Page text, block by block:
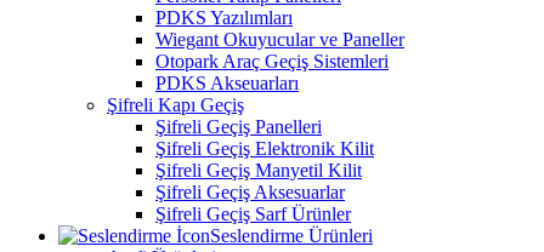
PDKS Yazılımları
Wiegant Okuyucular ve Paneller
Otopark Araç Geçiş Sistemleri
PDKS Akseuarları
Şifreli Kapı Geçiş
Şifreli Geçiş Panelleri
Şifreli Geçiş Elektronik Kilit
Şifreli Geçiş Manyetil Kilit
Şifreli Geçiş Aksesuarlar
Şifreli Geçiş Sarf Ürünler
Seslendirme Ürünleri